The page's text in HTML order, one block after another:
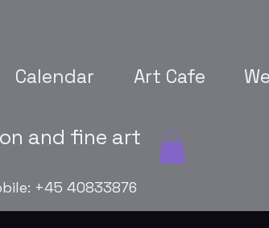
and fine art
+45 40833876
Calendar Art Cafe